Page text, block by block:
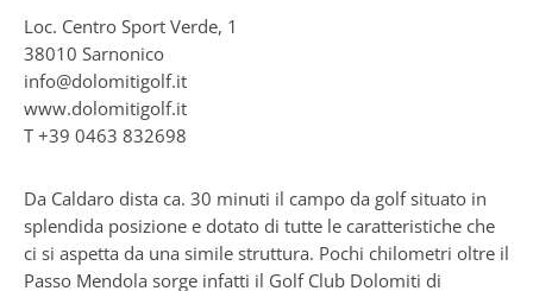
Loc. Centro Sport Verde, 1
38010 Sarnonico
info@dolomitigolf.it
www.dolomitigolf.it
T +39 0463 832698
Da Caldaro dista ca. 30 minuti il campo da golf situato in
splendida posizione e dotato di tutte le caratteristiche che
ci si aspetta da una simile struttura. Pochi chilometri oltre il
Passo Mendola sorge infatti il Golf Club Dolomiti di